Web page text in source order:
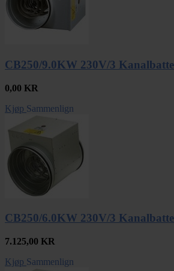
CB250/9.0KW 230V/3
0,00 KR
Kjøp Sammenlign
CB250/6.0KW 230V/3
7.125,00 KR
Kjøp Sammenlign